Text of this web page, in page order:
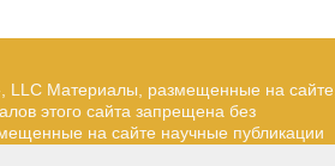
LLC Материалы, размещенные на сайте,
этого сайта запрещена без
на сайте научные публикации